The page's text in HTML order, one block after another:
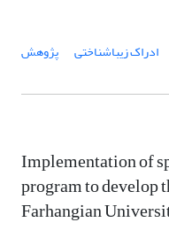
ادراک زیباشناختی پژوهش
Implementation of
program to develop
Farhangian